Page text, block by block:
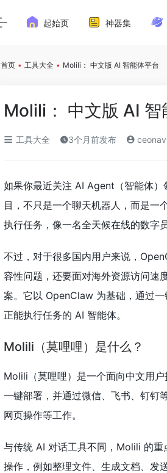
起始页 神器集
首页 • 工具大全 • Molili： 中文版 AI 智能体平台
Molili： 中文版 AI 智
工具大全 3个月前发布 ceonav
如果你最近关注 AI Agent（智能体
目，不只是一个聊天机器人，而是一
执行任务，像一名全天候在线的数字员
不过，对于很多国内用户来说，
容性问题，还要面对海外资源访问速
案。它以 OpenClaw 为基础，通过
正能执行任务的 AI 智能体。
Molili（莫哩哩）是什么？
Molili（莫哩哩）是一个面向中文用
一键部署，并通过微信、飞书、钉钉
网页操作等工作。
与传统 AI 对话工具不同，Molili 的重
操作，例如整理文件、生成文档、发